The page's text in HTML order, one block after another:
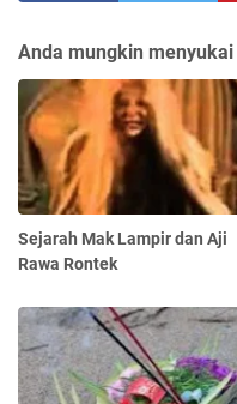
Anda mungkin
Sejarah Mak Lampir dan Aji
Rawa Rontek